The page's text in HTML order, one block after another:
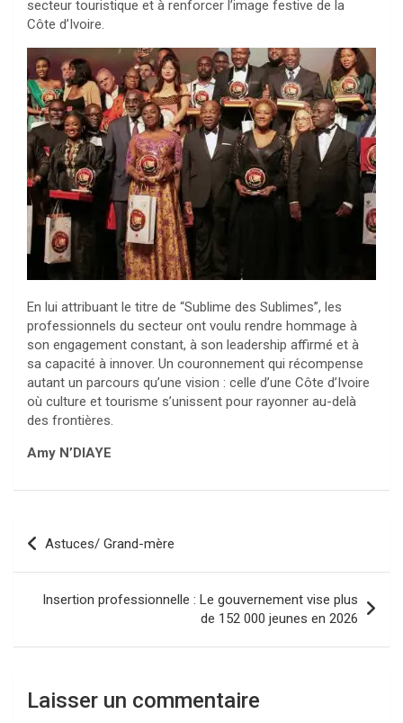
secteur touristique et à renforcer l’image festive de la
Côte d’Ivoire.
En lui attribuant le titre de “Sublime des Sublimes”, les
professionnels du secteur ont voulu rendre hommage à
son engagement constant, à son leadership affirmé et à
sa capacité à innover. Un couronnement qui récompense
autant un parcours qu’une vision : celle d’une Côte d’Ivoire
où culture et tourisme s’unissent pour rayonner au-delà
des frontières.
Amy N’DIAYE
Navigation
de
l’article
Astuces/ Grand-mère
Insertion professionnelle : Le gouvernement vise plus
de 152 000 jeunes en 2026
Laisser un commentaire